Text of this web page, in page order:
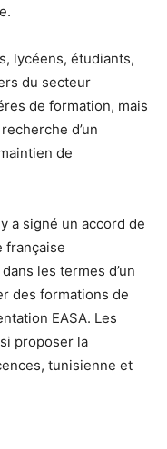
lycéens, étudiants,
du secteur
de formation, mais
d’un
de
a signé un accord de
française
dans les termes d’un
des formations de
EASA. Les
proposer la
tunisienne et